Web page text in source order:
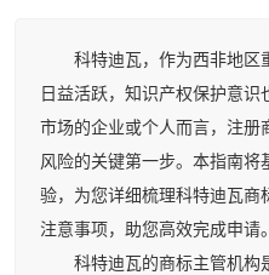
科特迪瓦，作为西非地区
日益活跃，知识产权保护意识
市场的企业或个人而言，注册
风险的关键第一步。本指南
验，为您详细梳理科特迪瓦商
注意事项，助您高效完成申请。
科特迪瓦的商标主管机构